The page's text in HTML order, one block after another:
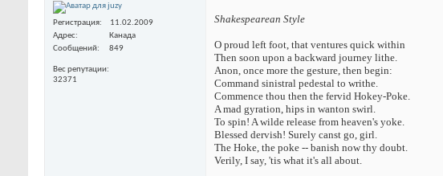
Регистрация
11.02.2009
Адрес
Канада
Сообщений
849
Вес репутации
32371
Shakespearean Style
O proud left foot, that ventures quick within
Then soon upon a backward journey lithe.
Anon, once more the gesture, then begin:
Command sinistral pedestal to writhe.
Commence thou then the fervid Hokey-Poke.
A mad gyration, hips in wanton swirl.
To spin! A wilde release from heaven's yoke.
Blessed dervish! Surely canst go, girl.
The Hoke, the poke -- banish now thy doubt.
Verily, I say, 'tis what it's all about.